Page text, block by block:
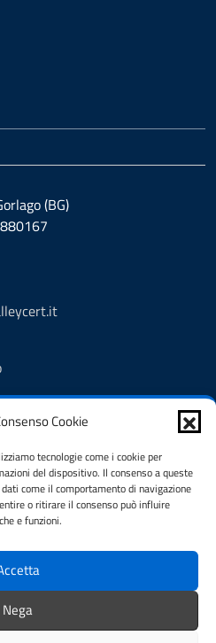
Cookie
tecnologie come i cookie per
del dispositivo. Il consenso a queste
come il comportamento di navigazione
o ritirare il consenso può influire
e funzioni.
Nega
(BG)